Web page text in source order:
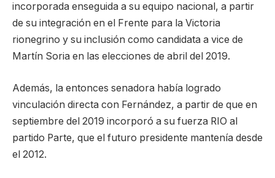
incorporada enseguida a su equipo nacional, a partir
de su integración en el Frente para la Victoria
rionegrino y su inclusión como candidata a vice de
Martín Soria en las elecciones de abril del 2019.
Además, la entonces senadora había logrado
vinculación directa con Fernández, a partir de que en
septiembre del 2019 incorporó a su fuerza RIO al
partido Parte, que el futuro presidente mantenía desde
el 2012.